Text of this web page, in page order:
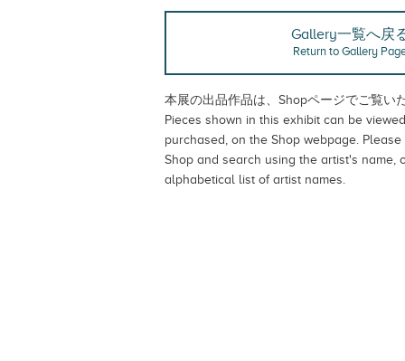
Gallery一覧へ戻
Return to Gallery
本展の出品作品は、 Shopページでご覧い
Pieces shown in this exhibit can be
purchased, on the Shop webpage.
Shop and search using the artist's name,
alphabetical list of artist names.